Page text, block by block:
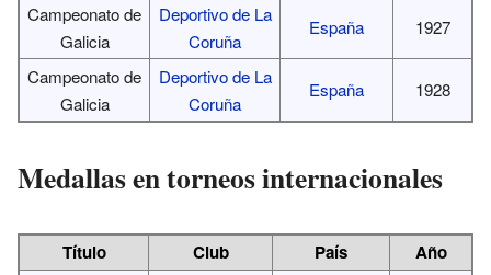
Campeonato de
Galicia
Deportivo de La
Coruña
España 1927
Campeonato de
Galicia
Deportivo de La
Coruña
España 1928
Medallas en torneos internacionales
Título Club País Año